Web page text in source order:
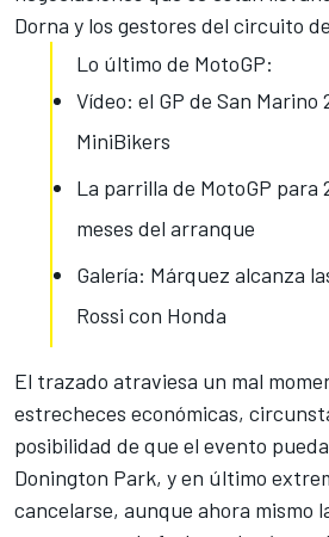
Dorna y los gestores del circuito
Lo último de MotoGP:
Vídeo: el GP de San Marino
MiniBikers
La parrilla de MotoGP para
meses del arranque
Galería: Márquez alcanza
Rossi con Honda
El trazado atraviesa un mal
estrecheces económicas,
posibilidad de que el evento
Donington Park, y en último
cancelarse, aunque ahora mismo